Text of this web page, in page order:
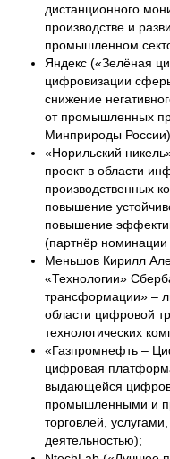
дистанционного
производстве и
промышленном
Яндекс («Зелёная
цифровизации
снижение
от промышленных
Минприроды
«Норильский
проект в области
производственных
повышение
повышение
(партнёр
Меньшов Кирилл
«Технологии»
трансформации» –
области цифровой
технологических
«Газпромнефть –
цифровая
выдающейся
промышленными и
торговлей,
деятельностью);